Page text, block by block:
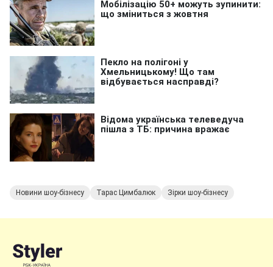
Новини шоу-бізнесу Тарас Цимбалюк Зірки шоу-бізнесу